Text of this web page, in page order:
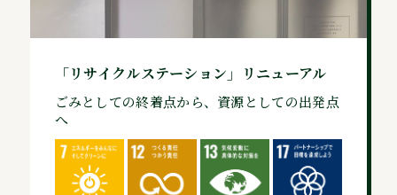
「リサイクルステーション」リニューアル
ごみとしての終着点から、資源としての出発点
へ